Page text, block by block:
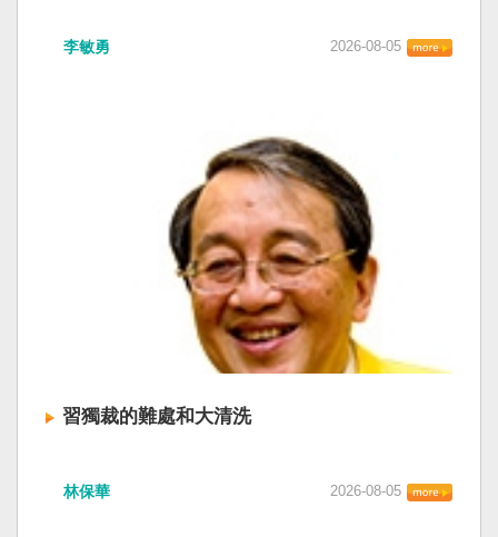
李敏勇 2026-08-05
習獨裁的難處和大清洗
林保華 2026-08-05